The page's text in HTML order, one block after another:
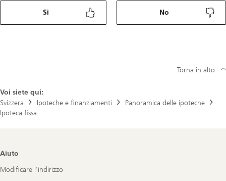
Si No
Voi siete qui:
Svizzera
Ipoteche e finanziamenti
Panoramica delle ipoteche
Ipoteca fissa
Torna in alto
Footer
Aiuto
Modificare l’indirizzo